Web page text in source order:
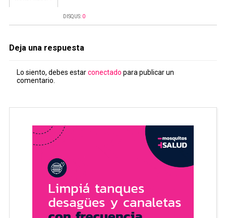
DISQUS: 0
Deja una respuesta
Lo siento, debes estarconectado para publicar un
comentario.